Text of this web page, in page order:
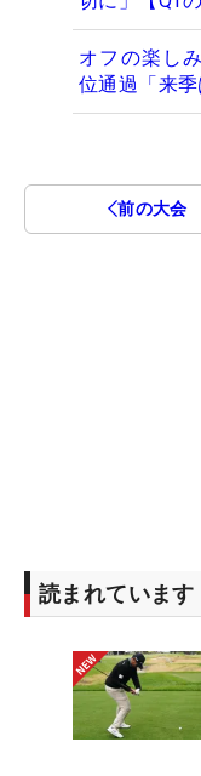
オフの楽し
位通過「来季
前の大会
読まれています